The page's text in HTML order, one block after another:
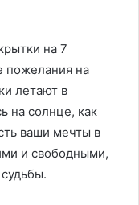
на 7
пожелания на
летают в
на солнце, как
ваши мечты в
и свободными,